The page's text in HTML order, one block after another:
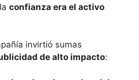
confianza era el activo
invirtió sumas
de alto impacto: